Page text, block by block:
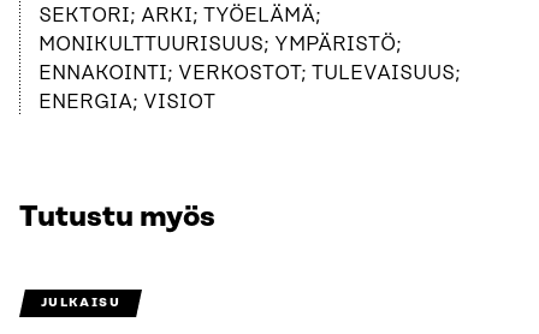
SEKTORI; ARKI; TYÖELÄMÄ;
MONIKULTTUURISUUS; YMPÄRISTÖ;
ENNAKOINTI; VERKOSTOT; TULEVAISUUS;
ENERGIA; VISIOT
Tutustu myös
JULKAISU